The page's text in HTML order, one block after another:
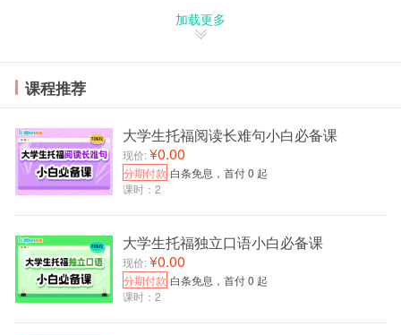
2 填写个人信息，完成账号注册。
加载更多
课程推荐
大学生托福阅读长难句小白必备课
现价:¥0.00
分期付款 白条免息，首付 0 起
课时：2
大学生托福独立口语小白必备课
现价:¥0.00
分期付款 白条免息，首付 0 起
课时：2